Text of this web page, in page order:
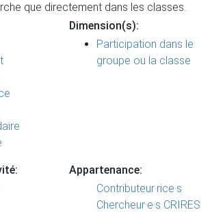
que directement dans les classes.
Dimension(s):
Participation dans le
groupe ou la classe
Appartenance:
Contributeur·rice·s
Chercheur·e·s CRIRES